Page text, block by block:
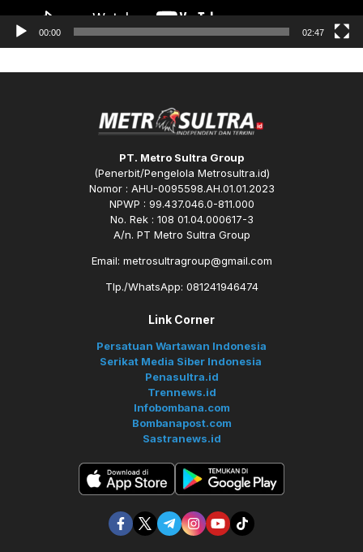
00:00 02:47
PT. Metro Sultra Group
(Penerbit/Pengelola Metrosultra.id)
Nomor : AHU-0095598.AH.01.01.2023
NPWP : 99.437.046.0-811.000
No. Rek : 108 01.04.000617-3
A/n. PT Metro Sultra Group
Email: metrosultragroup@gmail.com
Tlp./WhatsApp: 081241946474
Link Corner
Persatuan Wartawan Indonesia
Serikat Media Siber Indonesia
Penasultra.id
Trennews.id
Infobombana.com
Bombanapost.com
Sastranews.id